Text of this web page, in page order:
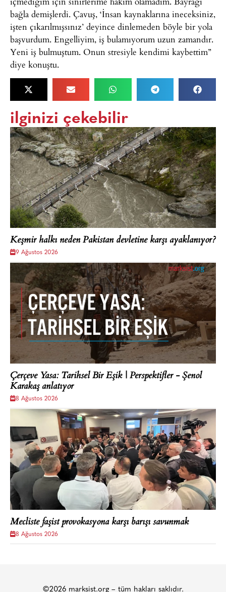
bağla demişlerdi. Çavuş, ‘İnsan kaynaklarına ineceksiniz,
işten çıkarılmışsınız’ deyince dinlemeden böyle bir yola
başvurdum. Engelliyim, iş bulamıyorum uzun zamandır.
Yeni iş bulmuştum. Onun stresiyle kendimi kaybettim”
diye konuştu.
ilginizi çekebilir
Keşmir halkı neden Pakistan devletine karşı ayaklanıyor?
9 Ağustos 2026
Çerçeve Yasa: Tarihsel Bir Eşik | Perspektifler - Şenol
Karakaş anlatıyor
8 Ağustos 2026
Mecliste faşist provokasyona karşı barışı savunmak
8 Ağustos 2026
©2026 marksist.org – tüm hakları saklıdır.